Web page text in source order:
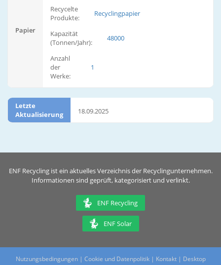
Papier
Recycelte
Produkte:
Recyclingpapier
Kapazität
(Tonnen/Jahr):
48000
Anzahl
der
Werke:
1
Letzte
Aktualisierung
18.09.2025
ENF Recycling ist ein aktuelles Verzeichnis der Recyclingunternehmen.
Informationen sind geprüft, kategorisiert und verlinkt.
ENF Recycling
ENF Solar
Nutzungsbedingungen| Cookie und Datenpolitik| Kontakt | Desktop